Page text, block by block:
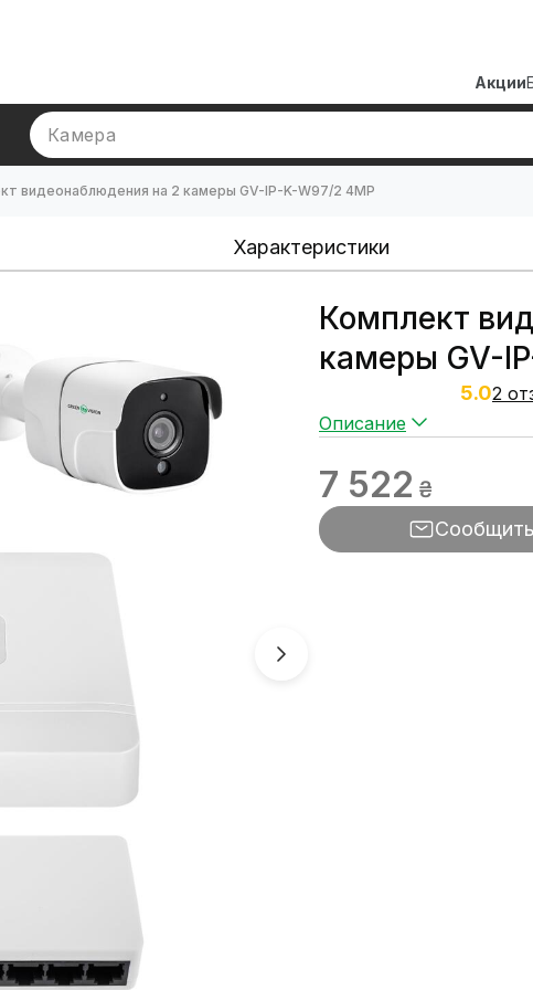
Акции
Камера
видеонаблюдения на 2 камеры GV-IP-K-W97/2 4MP
Характеристики
Комплект
камеры GV-
5.02
Описание
7 522 ₴